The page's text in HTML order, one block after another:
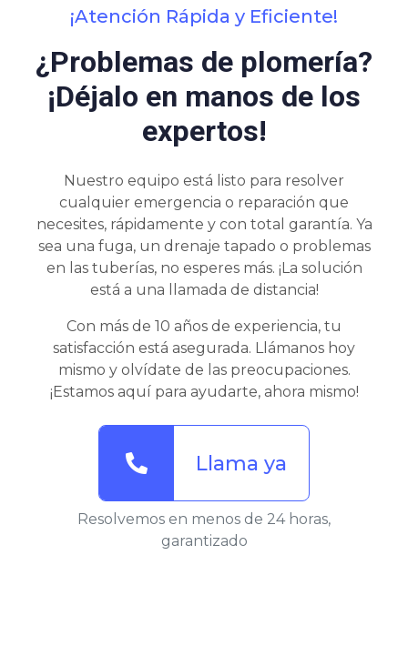
¡Atención Rápida y Eficiente!
¿Problemas de plomería?
¡Déjalo en manos de los
expertos!
Nuestro equipo está listo para resolver
cualquier emergencia o reparación que
necesites, rápidamente y con total garantía. Ya
sea una fuga, un drenaje tapado o problemas
en las tuberías, no esperes más. ¡La solución
está a una llamada de distancia!
Con más de 10 años de experiencia, tu
satisfacción está asegurada. Llámanos hoy
mismo y olvídate de las preocupaciones.
¡Estamos aquí para ayudarte, ahora mismo!
Llama ya
Resolvemos en menos de 24 horas,
garantizado